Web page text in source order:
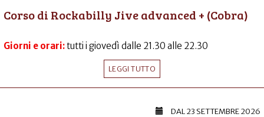
Corso di Rockabilly Jive advanced + (Cobra)
Giorni e orari:tutti i giovedì dalle 21.30 alle 22.30
LEGGI TUTTO
DAL23 SETTEMBRE 2026